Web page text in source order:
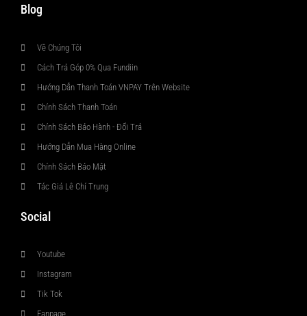
Blog
Về Chúng Tôi
Cách Trả Góp 0% Qua Fundiin
Hướng Dẫn Thanh Toán VNPAY Trên Website
Chính Sách Thanh Toán
Chính Sách Bảo Hành - Đổi Trả
Hướng Dẫn Mua Hàng Online
Chính Sách Bảo Mật
Tác Giả Lê Chí Trung
Social
Youtube
Instagram
Tik Tok
Fanpage